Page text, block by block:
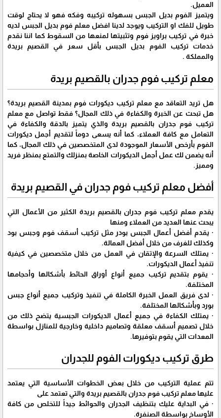
العميل.
ويتميز الفوم بديل الجبس بسهوله تركيبه وفكه فهو لا يحتاج لوقت
طويل للفك او التركيب ويوجد لدينا افضل معلم فوم بديل الجبس لديه
خبرة في تركيب براويز فوم وتثبيتها لمنعها من السقوط كما اننا نقدم
خدمات تركيب الفوم بديل الجبس بأقل سعر في القصيم بريدة
والمملكة .
معلم تركيب فوم جدران بالقصيم بريدة
هل تريد التعاقد مع معلم تركيب ديكورات فوم بمدينة القصيم بريدة؟
هل تبحث عن الخبرة والكفاءة في ذلك المجال؟ فقط تواصل مع معلم
تركيب فوم جدران بالقصيم بريدة والذي يتميز بالدقة والكفاءة في
التعامل مع كافة العملاء، كما أنه يسعى دوماً لتقديم أجمل ديكورات
الفوم بأرخص الأسعار الموجودة لدى المتخصصين في ذلك المجال، كما
أنه يضمن لك عمل أجمل الديكورات الخاصة بمنزلك والتمتع بمنظر فريد
ومميز.
أفضل معلم تركيب فوم جدران في القصيم بريدة
يقدم معلم تركيب فوم جدران بالقصيم بريدة الكثير من الأعمال التي
يبحث عنها العديد من العملاء ومنها
· يقدم أفضل أعمال الجبس بودر مثل تركيب أسقف فوم وجبس بود
وكذلك للغرف من خلال أفضل العمالة.
· يمتلك السرعة والإتقان في العمل من خلال متخصصين في كيفية
تنفيذ أعمال الديكورات.
· يقوم بتقديم تركيب جميع أنواع أوراق الحائط بأشكالها وأحجامها
المختلفة.
· لدى فريق العمل الخبرة الكاملة في تنفيذ وتركيب جميع أنواع جبس
بورد وبأشكالها المختلفة.
· يمتلك الكفاءة في جميع أعمال الديكورات الجبسية يتضح ذلك من
خلال تصميم أسقف معلقة وتصاميم داخلية وخارجية للمنازل بواسطة
المعدات التي يقوم بتوفيرها.
طرق تركيب ديكورات الفوم للجدران
تتم عملية التركيب من خلال بعض الخطوات الأساسية التي يعتمد
عليها معلم تركيب فوم جدران بالقصيم بريدة والتي تعتمد على
· في البداية عليك بتنظيف الجدران والحوائط جيداً للتخلص من كافة
الأوساخ بواسطة الصنفرة.